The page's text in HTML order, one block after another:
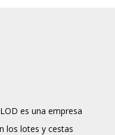
es una empresa
los lotes y cestas